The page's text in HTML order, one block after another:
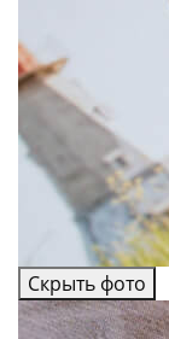
Скрыть фото